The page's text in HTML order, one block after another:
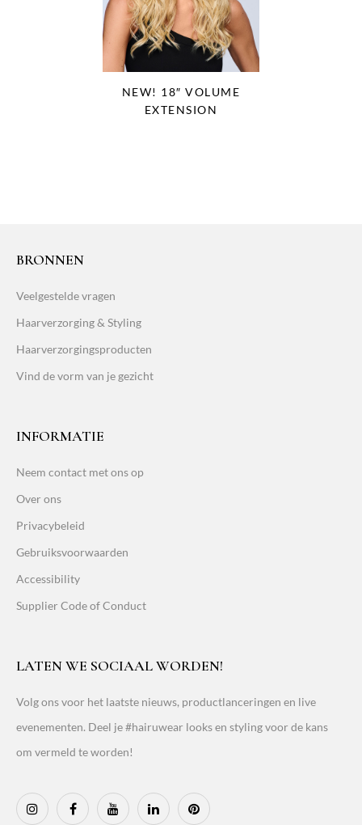
NEW! 18″ VOLUME
EXTENSION
BRONNEN
Veelgestelde vragen
Haarverzorging & Styling
Haarverzorgingsproducten
Vind de vorm van je gezicht
INFORMATIE
Neem contact met ons op
Over ons
Privacybeleid
Gebruiksvoorwaarden
Accessibility
Supplier Code of Conduct
LATEN WE SOCIAAL WORDEN!
Volg ons voor het laatste nieuws, productlanceringen en live
evenementen. Deel je #hairuwear looks en styling voor de kans
om vermeld te worden!